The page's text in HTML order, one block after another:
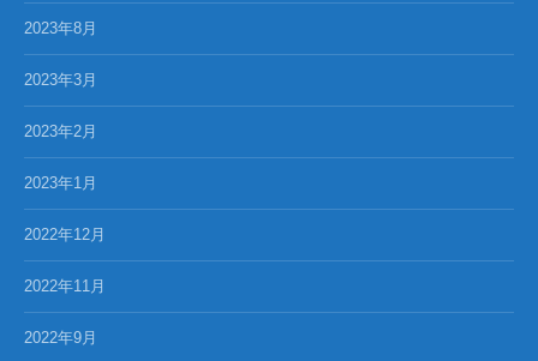
2023年8月
2023年3月
2023年2月
2023年1月
2022年12月
2022年11月
2022年9月